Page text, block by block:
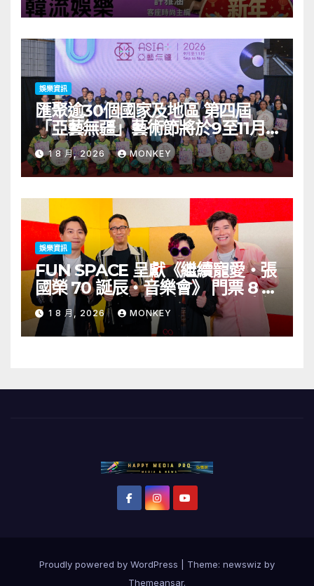
娛樂資訊
匯聚逾30個國家及地區 第四屆
「亞藝無疆」藝術節將於9至11月
舉行 開幕節目《三角演義》音樂會
演出陣容包括王雙駿夥拍恭碩良 聯
同來自蒙古的Uuhai、韓國的
KARDI和泰國的KIKI震懾舞台
1 8 月, 2026 MONKEY
娛樂資訊
FUN SPACE 呈獻《繼續寵愛・張
國榮 70 誕辰・音樂會》 門票 8 月
1 日至 10 日於「健康．旦」優先訂
購
1 8 月, 2026 MONKEY
Proudly powered by WordPress
Theme: newswiz by
Themeansar.